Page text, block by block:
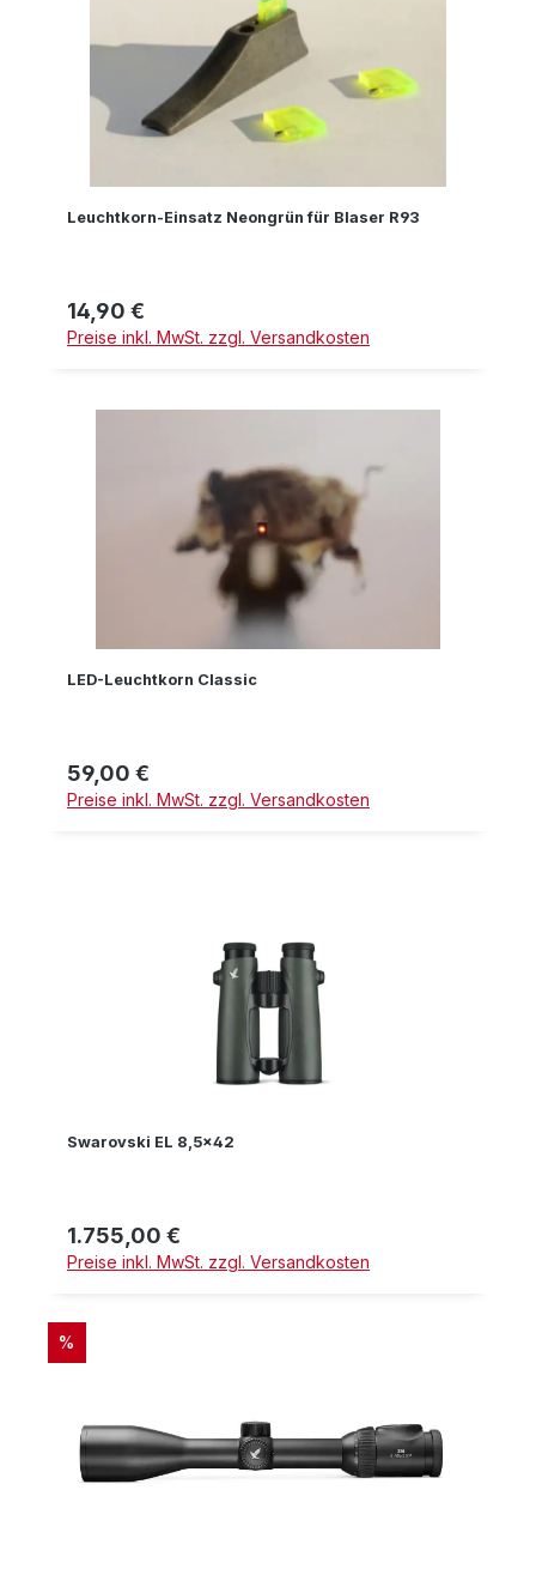
Leuchtkorn-Einsatz Neongrün für Blaser R93
Regulärer Preis:
14,90 €
Preise inkl. MwSt. zzgl. Versandkosten
LED-Leuchtkorn Classic
Regulärer Preis:
59,00 €
Preise inkl. MwSt. zzgl. Versandkosten
Swarovski EL 8,5x42
Regulärer Preis:
1.755,00 €
Preise inkl. MwSt. zzgl. Versandkosten
RABATT
%